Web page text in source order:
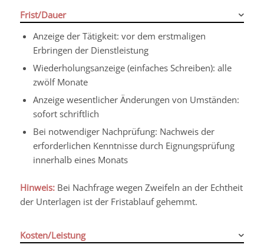
Frist/Dauer
Anzeige der Tätigkeit: vor dem erstmaligen
Erbringen der Dienstleistung
Wiederholungsanzeige (einfaches Schreiben): alle
zwölf Monate
Anzeige wesentlicher Änderungen von Umständen:
sofort schriftlich
Bei notwendiger Nachprüfung: Nachweis der
erforderlichen Kenntnisse durch Eignungsprüfung
innerhalb eines Monats
Hinweis:Bei Nachfrage wegen Zweifeln an der Echtheit
der Unterlagen ist der Fristablauf gehemmt.
Kosten/Leistung